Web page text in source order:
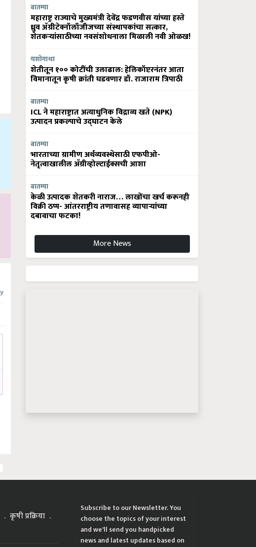
बातम्या
महाराष्ट्र राज्याचे मुख्यमंत्री देवेंद्र फडणवीस यांच्या हस्ते
ध्रुव ॲग्रीटेक्नॉलॉजीजच्या संस्थापकांचा सत्कार,
शेतकऱ्यांसाठीच्या नवसंशोधनाला मिळाली नवी ओळख!
यशोगाथा
शेतीतून १०० कोटींची उलाढाल: हेलिकॉप्टरनंतर आता
विमानातून कृषी क्रांती घडवणार डॉ. राजाराम त्रिपाठी
बातम्या
ICL ने महाराष्ट्रात अत्याधुनिक विद्राव्य खते (NPK)
उत्पादन प्रकल्पाचे उद्घाटन केले
बातम्या
भारताच्या ग्रामीण अर्थव्यवस्थेसाठी एफपीओ-
नेतृत्वाखालील अ‍ॅग्रीव्होल्टाईक्सची आशा
बातम्या
केळी उत्पादक शेतकरी नाराज… लाखोंचा खर्च करूनही
विक्री ठप्प- आंतरराष्ट्रीय तणावासह व्यापाऱ्यांच्या
दबावाचा फटका!
More News
कृषी प्रक्रिया
Subscribe to our Newsletter. You
choose the topics of your interest
and we'll send you handpicked
news and latest updates based on